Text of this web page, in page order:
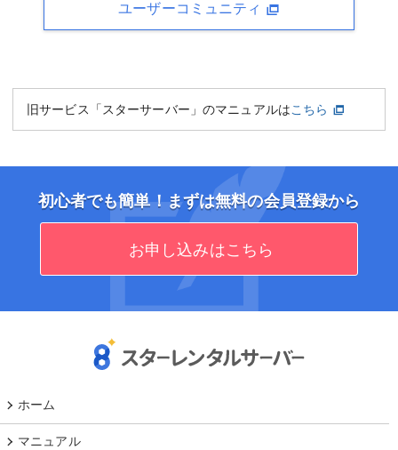
ユーザーコミュニティ
旧サービス「スターサーバー」のマニュアルはこちら
初心者でも簡単！まずは無料の会員登録から
お申し込みはこちら
ホーム
マニュアル